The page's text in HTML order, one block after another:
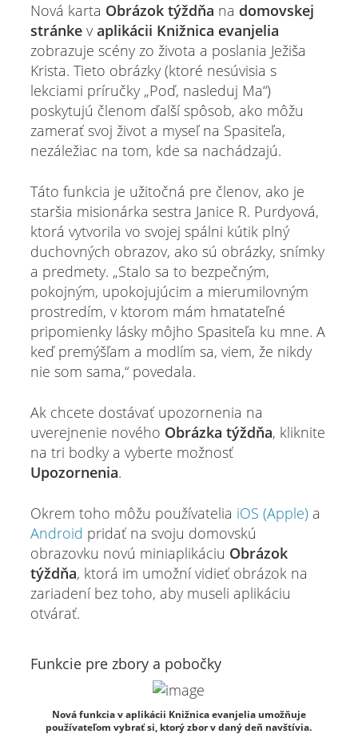
Nová karta Obrázok týždňa na domovskej
stránkev aplikácii Knižnica evanjelia
zobrazuje scény zo života a poslania Ježiša
Krista. Tieto obrázky (ktoré nesúvisia s
lekciami príručky „Poď, nasleduj Ma“)
poskytujú členom ďalší spôsob, ako môžu
zamerať svoj život a myseľ na Spasiteľa,
nezáležiac na tom, kde sa nachádzajú.
Táto funkcia je užitočná pre členov, ako je
staršia misionárka sestra Janice R. Purdyová,
ktorá vytvorila vo svojej spálni kútik plný
duchovných obrazov, ako sú obrázky, snímky
a predmety. „Stalo sa to bezpečným,
pokojným, upokojujúcim a mierumilovným
prostredím, v ktorom mám hmatateľné
pripomienky lásky môjho Spasiteľa ku mne. A
keď premýšľam a modlím sa, viem, že nikdy
nie som sama,“ povedala.
Ak chcete dostávať upozornenia na
uverejnenie nového Obrázka týždňa, kliknite
na tri bodky a vyberte možnosť
Upozornenia.
Okrem toho môžu používatelia iOS (Apple)a
Android pridať na svoju domovskú
obrazovku novú miniaplikáciu Obrázok
týždňa, ktorá im umožní vidieť obrázok na
zariadení bez toho, aby museli aplikáciu
otvárať.
Funkcie pre zbory a pobočky
Nová funkcia v aplikácii Knižnica evanjelia umožňuje
používateľom vybrať si, ktorý zbor v daný deň navštívia.